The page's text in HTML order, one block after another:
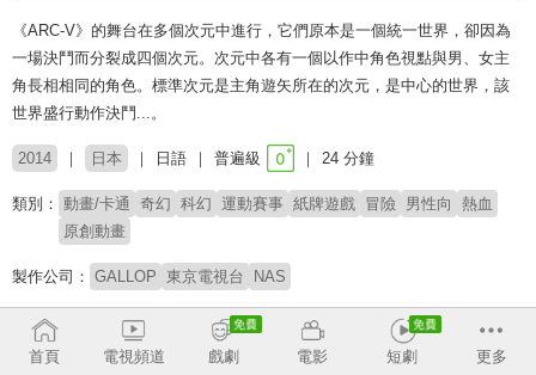
《ARC-V》的舞台在多個次元中進行，它們原本是一個統一世界，卻因為
一場決鬥而分裂成四個次元。次元中各有一個以作中角色視點與男、女主
角長相相同的角色。標準次元是主角遊矢所在的次元，是中心的世界，該
世界盛行動作決鬥...。
2014 日本 日語 普遍級 24 分鐘
類別： 動畫/卡通 奇幻 科幻 運動賽事 紙牌遊戲 冒險 男性向
熱血
原創動畫
製作公司： GALLOP 東京電視台 NAS
導演： 小野勝巳
配音： 小野賢章 稻村優奈 高木萬平 高木心平 大林洋平
首頁 電視頻道 戲劇 電影 短劇 更多